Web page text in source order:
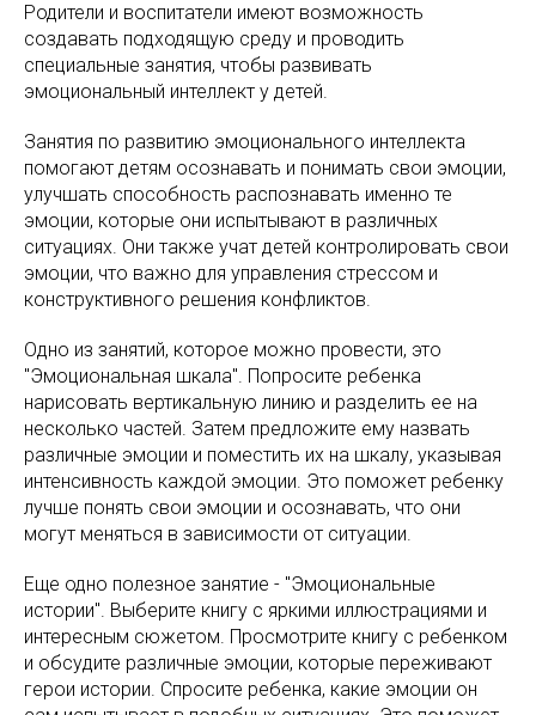
Родители и воспитатели имеют возможность
создавать подходящую среду и проводить
специальные занятия, чтобы развивать
эмоциональный интеллект у детей.
Занятия по развитию эмоционального интеллекта
помогают детям осознавать и понимать свои эмоции,
улучшать способность распознавать именно те
эмоции, которые они испытывают в различных
ситуациях. Они также учат детей контролировать свои
эмоции, что важно для управления стрессом и
конструктивного решения конфликтов.
Одно из занятий, которое можно провести, это
"Эмоциональная шкала". Попросите ребенка
нарисовать вертикальную линию и разделить ее на
несколько частей. Затем предложите ему назвать
различные эмоции и поместить их на шкалу, указывая
интенсивность каждой эмоции. Это поможет ребенку
лучше понять свои эмоции и осознавать, что они
могут меняться в зависимости от ситуации.
Еще одно полезное занятие - "Эмоциональные
истории". Выберите книгу с яркими иллюстрациями и
интересным сюжетом. Просмотрите книгу с ребенком
и обсудите различные эмоции, которые переживают
герои истории. Спросите ребенка, какие эмоции он